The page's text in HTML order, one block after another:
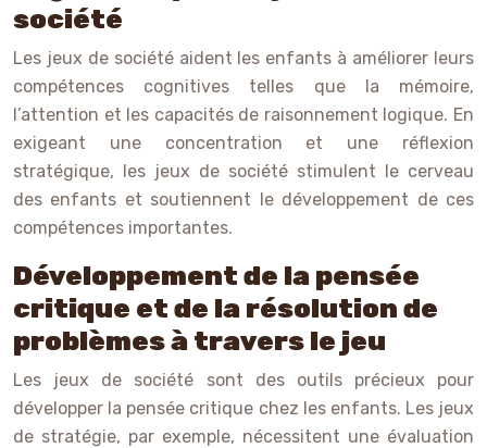
société
Les jeux de société aident les enfants à améliorer leurs
compétences cognitives telles que la mémoire,
l’attention et les capacités de raisonnement logique. En
exigeant une concentration et une réflexion
stratégique, les jeux de société stimulent le cerveau
des enfants et soutiennent le développement de ces
compétences importantes.
Développement de la pensée
critique et de la résolution de
problèmes à travers le jeu
Les jeux de société sont des outils précieux pour
développer la pensée critique chez les enfants. Les jeux
de stratégie, par exemple, nécessitent une évaluation